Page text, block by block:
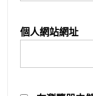
個人網站網址